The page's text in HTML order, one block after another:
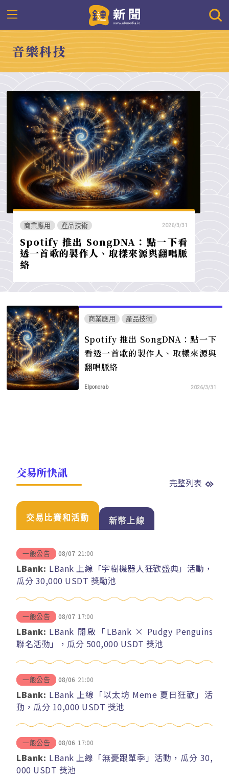
音樂科技
商業應用 產品技術 2026/3/31
Spotify 推出 SongDNA：點一下看
透一首歌的製作人、取樣來源與翻唱脈
絡
商業應用 產品技術
Spotify 推出 SongDNA：點一下
看透一首歌的製作人、取樣來源與
翻唱脈絡
Elponcrab 2026/3/31
交易所快訊
完整列表
交易比賽和活動 新幣上線
一般公告 08/07 21:00
LBank: LBank 上線「宇樹機器人狂歡盛典」活動，
瓜分 30,000 USDT 獎勵池
一般公告 08/07 17:00
LBank: LBank 開啟「LBank × Pudgy Penguins
聯名活動」，瓜分 500,000 USDT 獎池
一般公告 08/06 21:00
LBank: LBank 上線「以太坊 Meme 夏日狂歡」活
動，瓜分 10,000 USDT 獎池
一般公告 08/06 17:00
LBank: LBank 上線「無憂跟單季」活動，瓜分 30,
000 USDT 獎池